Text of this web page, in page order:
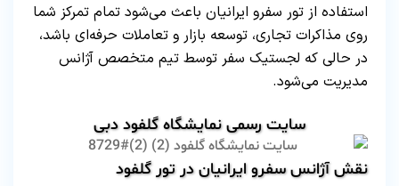
استفاده از تور سفرو ایرانیان باعث می‌شود تمام تمرکز شما
روی مذاکرات تجاری، توسعه بازار و تعاملات حرفه‌ای باشد،
در حالی که لجستیک سفر توسط تیم متخصص آژانس
مدیریت می‌شود.
سایت رسمی نمایشگاه گلفود دبی
نقش آژانس سفرو ایرانیان در تور گلفود